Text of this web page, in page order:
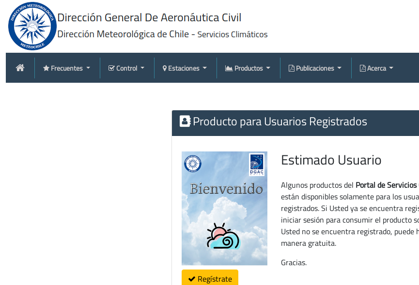
Frecuentes Control Estaciones Productos Publicaciones Acerca
Producto para Usuarios Registrados
Regístrate
Estimado Usuario
Algunos productos del Portal de
están disponibles solamente para los
registrados. Si Usted ya se encuentra
iniciar sesión para consumir el producto
Usted no se encuentra registrado, puede
manera gratuita.
Gracias.